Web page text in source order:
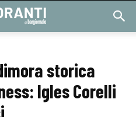
storica
Igles Corelli